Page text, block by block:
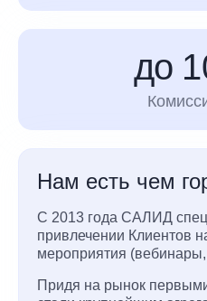
до
Нам есть чем
С 2013 года САЛИД
привлечении Клиентов
мероприятия (вебинары,
Придя на рынок